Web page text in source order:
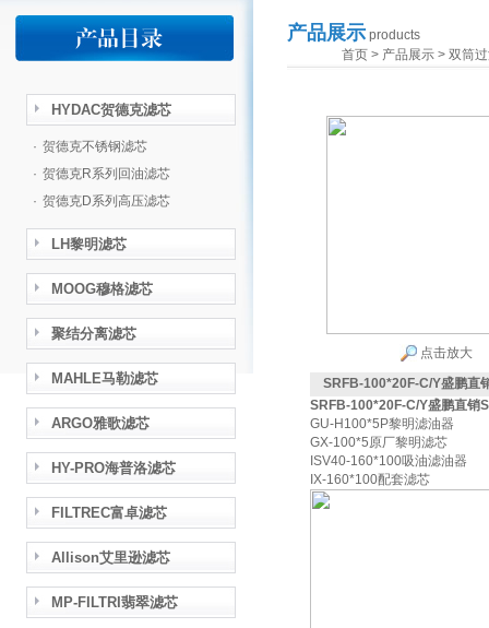
HYDAC贺德克滤芯
· 贺德克不锈钢滤芯
· 贺德克R系列回油滤芯
· 贺德克D系列高压滤芯
LH黎明滤芯
MOOG穆格滤芯
聚结分离滤芯
MAHLE马勒滤芯
ARGO雅歌滤芯
HY-PRO海普洛滤芯
FILTREC富卓滤芯
Allison艾里逊滤芯
MP-FILTRI翡翠滤芯
产品展示products
首页> 产品展示> 双筒
点击放大
SRFB-100*20F-C/Y盛鹏直
SRFB-100*20F-C/Y盛鹏直销
GU-H100*5P黎明滤油器
GX-100*5原厂黎明滤芯
ISV40-160*100吸油滤油器
IX-160*100配套滤芯